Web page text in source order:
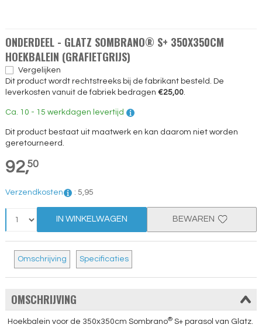
ONDERDEEL - GLATZ SOMBRANO® S+ 350X350CM
HOEKBALEIN (GRAFIETGRIJS)
Vergelijken
Dit product wordt rechtstreeks bij de fabrikant besteld. De
leverkosten vanuit de fabriek bedragen €25,00.
Ca. 10 - 15 werkdagen levertijd
Dit product bestaat uit maatwerk en kan daarom niet worden
geretourneerd.
92,50
Verzendkosten : 5,95
IN WINKELWAGEN BEWAREN
Omschrijving Specificaties
OMSCHRIJVING
Hoekbalein voor de 350x350cm Sombrano® S+ parasol van Glatz.